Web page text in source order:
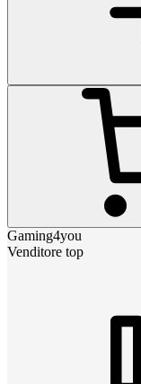
Gaming4you
Venditore top